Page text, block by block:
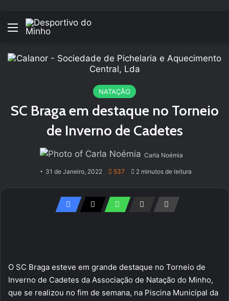
Menu
NATAÇÃO
SC Braga em destaque no Torneio
de Inverno de Cadetes
Carla Noémia
31 de Janeiro, 2022 537 2 minutos de leitura
O SC Braga esteve em grande destaque no Torneio de
Inverno de Cadetes da Associação de Natação do Minho,
que se realizou no fim de semana, na Piscina Municipal da